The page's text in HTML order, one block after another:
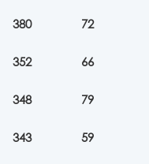
380 72
352 66
348 79
343 59